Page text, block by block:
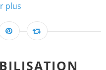
plus